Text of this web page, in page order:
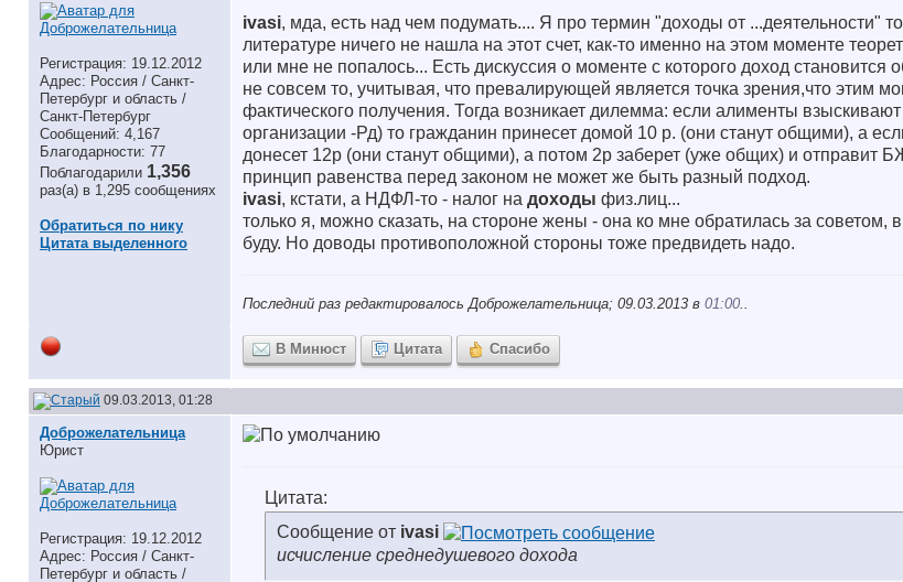
Регистрация: 19.12.2012
Адрес: Россия / Санкт-
Петербург и область /
Санкт-Петербург
Сообщений: 4,167
Благодарности: 77
Поблагодарили 1,356
раз(а) в 1,295 сообщениях
Обратиться по нику
Цитата выделенного
ivasi, мда, есть над чем подумать.... Я про термин "доходы от ...деятельности"
литературе ничего не нашла на этот счет, как-то именно на этом моменте
или мне не попалось... Есть дискуссия о моменте с которого доход
не совсем то, учитывая, что превалирующей является точка зрения,что этим
фактического получения. Тогда возникает дилемма: если алименты
организации -Рд) то гражданин принесет домой 10 р. (они станут общими), а
донесет 12р (они станут общими), а потом 2р заберет (уже общих) и отправит
принцип равенства перед законом не может же быть разный подход.
ivasi, кстати, а НДФЛ-то - налог на доходы физ.лиц...
только я, можно сказать, на стороне жены - она ко мне обратилась за советом,
буду. Но доводы противоположной стороны тоже предвидеть надо.
Последний раз редактировалось Доброжелательница; 09.03.2013 в 01:00..
В Минюст Цитата Спасибо
09.03.2013, 01:28
Доброжелательница
Юрист
Регистрация: 19.12.2012
Адрес: Россия / Санкт-
Петербург и область /
Цитата:
Сообщение от ivasi
исчисление среднедушевого дохода